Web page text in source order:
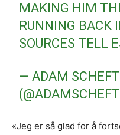
MAKING HIM
RUNNING BACK
SOURCES TELL
— ADAM
«Jeg er så glad for å